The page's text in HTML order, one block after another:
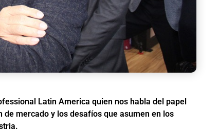
Latin America quien nos habla del papel
mercado y los desafíos que asumen en los